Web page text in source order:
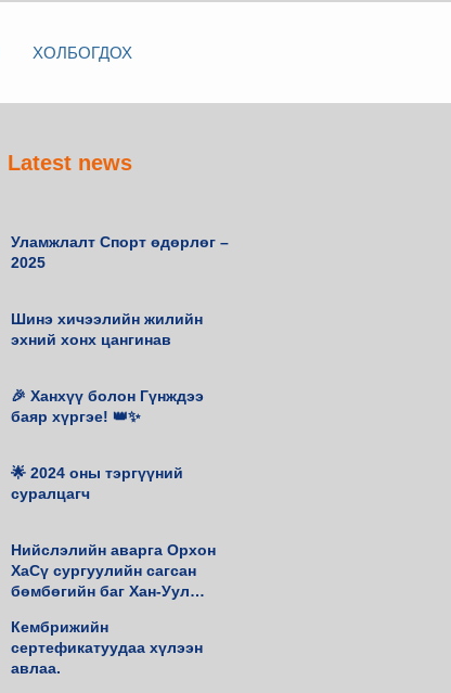
ХОЛБОГДОХ
Latest news
Уламжлалт Спорт өдөрлөг –
2025
Шинэ хичээлийн жилийн
эхний хонх цангинав
🎉 Ханхүү болон Гүнждээ
баяр хүргэе! 👑✨
🌟 2024 оны тэргүүний
суралцагч
Нийслэлийн аварга Орхон
ХаСү сургуулийн сагсан
бөмбөгийн баг Хан-Уул
боллоо.
Кембрижийн
сертефикатуудаа хүлээн
авлаа.